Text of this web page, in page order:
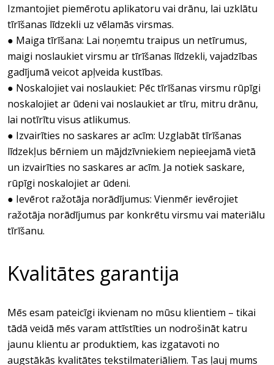
Izmantojiet piemērotu aplikatoru vai drānu, lai uzklātu
tīrīšanas līdzekli uz vēlamās virsmas.
● Maiga tīrīšana: Lai noņemtu traipus un netīrumus,
maigi noslaukiet virsmu ar tīrīšanas līdzekli, vajadzības
gadījumā veicot apļveida kustības.
● Noskalojiet vai noslaukiet: Pēc tīrīšanas virsmu rūpīgi
noskalojiet ar ūdeni vai noslaukiet ar tīru, mitru drānu,
lai notīrītu visus atlikumus.
● Izvairīties no saskares ar acīm: Uzglabāt tīrīšanas
līdzekļus bērniem un mājdzīvniekiem nepieejamā vietā
un izvairīties no saskares ar acīm. Ja notiek saskare,
rūpīgi noskalojiet ar ūdeni.
● Ievērot ražotāja norādījumus: Vienmēr ievērojiet
ražotāja norādījumus par konkrētu virsmu vai materiālu
tīrīšanu.
Kvalitātes garantija
Mēs esam pateicīgi ikvienam no mūsu klientiem – tikai
tādā veidā mēs varam attīstīties un nodrošināt katru
jaunu klientu ar produktiem, kas izgatavoti no
augstākās kvalitātes tekstilmateriāliem. Tas ļauj mums